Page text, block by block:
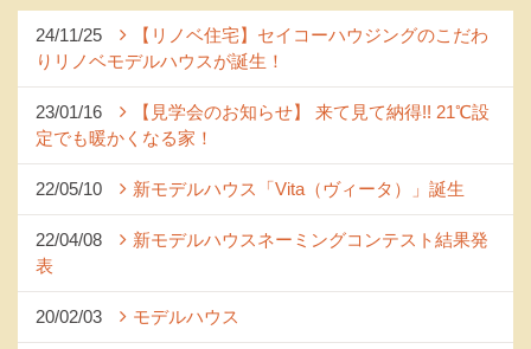
24/11/25
【リノベ住宅】セイコーハウジングのこだわ
りリノベモデルハウスが誕生！
23/01/16
【見学会のお知らせ】 来て見て納得!! 21℃設
定でも暖かくなる家！
22/05/10 新モデルハウス「Vita（ヴィータ）」誕生
22/04/08
新モデルハウスネーミングコンテスト結果発
表
20/02/03 モデルハウス